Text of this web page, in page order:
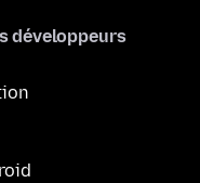
développeurs